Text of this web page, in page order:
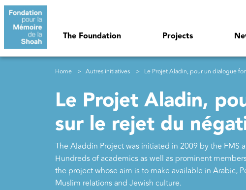
Skip to main content
The Foundation Projects
Breadcrumb
Home Autres initiatives Le Projet Aladin, pour un dialogue
Le Projet Aladin,
sur le rejet du
The Aladdin Project was initiated in 2009 by the
Hundreds of academics as well as prominent
the project whose aim is to make available in Arabic,
Muslim relations and Jewish culture.